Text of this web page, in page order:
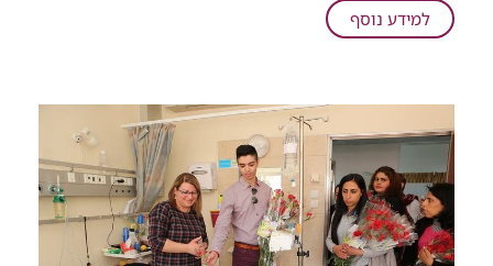
שמייח
לילדי
למידע נוסףעל
איציק
לעשות
שמייח
לילדי
רמב"ם